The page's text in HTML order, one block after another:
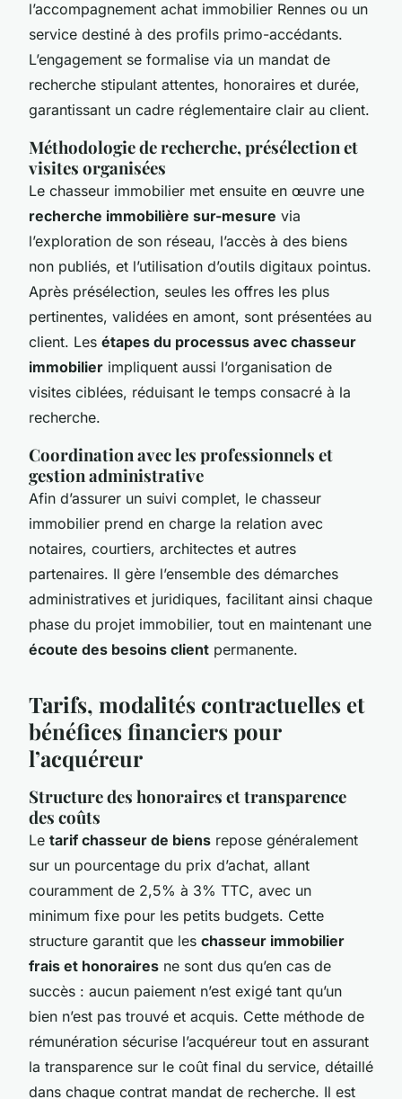
l’accompagnement achat immobilier Rennes ou un
service destiné à des profils primo-accédants.
L’engagement se formalise via un mandat de
recherche stipulant attentes, honoraires et durée,
garantissant un cadre réglementaire clair au client.
Méthodologie de recherche, présélection et
visites organisées
Le chasseur immobilier met ensuite en œuvre une
recherche immobilière sur-mesure via
l’exploration de son réseau, l’accès à des biens
non publiés, et l’utilisation d’outils digitaux pointus.
Après présélection, seules les offres les plus
pertinentes, validées en amont, sont présentées au
client. Les étapes du processus avec chasseur
immobilier impliquent aussi l’organisation de
visites ciblées, réduisant le temps consacré à la
recherche.
Coordination avec les professionnels et
gestion administrative
Afin d’assurer un suivi complet, le chasseur
immobilier prend en charge la relation avec
notaires, courtiers, architectes et autres
partenaires. Il gère l’ensemble des démarches
administratives et juridiques, facilitant ainsi chaque
phase du projet immobilier, tout en maintenant une
écoute des besoins client permanente.
Tarifs, modalités contractuelles et
bénéfices financiers pour
l’acquéreur
Structure des honoraires et transparence
des coûts
Le tarif chasseur de biens repose généralement
sur un pourcentage du prix d’achat, allant
couramment de 2,5% à 3% TTC, avec un
minimum fixe pour les petits budgets. Cette
structure garantit que les chasseur immobilier
frais et honoraires ne sont dus qu’en cas de
succès : aucun paiement n’est exigé tant qu’un
bien n’est pas trouvé et acquis. Cette méthode de
rémunération sécurise l’acquéreur tout en assurant
la transparence sur le coût final du service, détaillé
dans chaque contrat mandat de recherche. Il est